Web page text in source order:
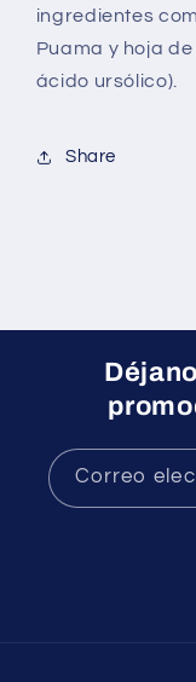
ingredientes
Puama y hoja
ácido ursólico).
Share
Correo